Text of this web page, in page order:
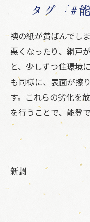
タグ『#
襖の紙が黄ばんでし
悪くなったり、網戸
と、少しずつ住環境
も同様に、表面が擦
す。これらの劣化を
を行うことで、能登
新調